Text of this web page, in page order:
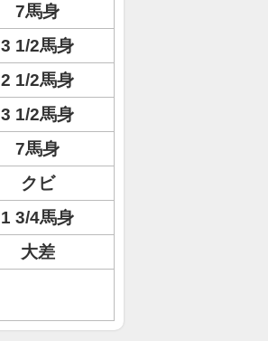
7馬身
3 1/2馬身
2 1/2馬身
3 1/2馬身
7馬身
クビ
1 3/4馬身
大差